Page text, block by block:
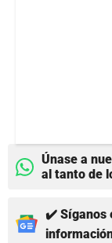
Únase a
al tanto de
✔️ Síganos